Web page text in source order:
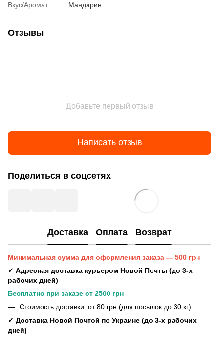
Вкус/Аромат
Мандарин
Отзывы
Добавьте первый отзыв
Написать отзыв
Поделиться в соцсетях
Доставка Оплата Возврат
Минимальная сумма для оформления заказа — 500 грн
✓ Адресная доставка курьером Новой Почты (до 3-х
рабочих дней)
Бесплатно при заказе от 2500 грн
Стоимость доставки: от 80 грн (для посылок до 30 кг)
✓ Доставка Новой Почтой по Украине (до 3-х рабочих
дней)